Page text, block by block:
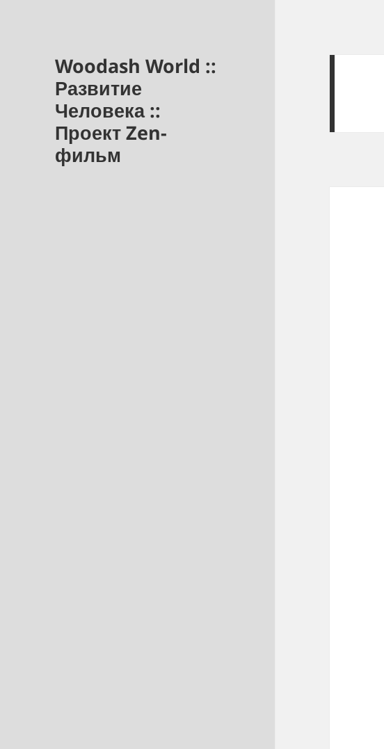
Woodash World ::
Развитие
Человека ::
Проект Zen-
фильм